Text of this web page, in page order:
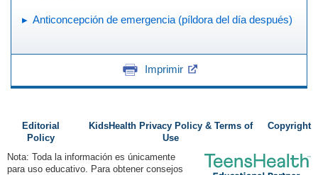
Anticoncepción de emergencia (píldora del día después)
Imprimir
Editorial
Policy
KidsHealth Privacy Policy & Terms of
Use
Copyright
Nota: Toda la información es únicamente
para uso educativo. Para obtener consejos